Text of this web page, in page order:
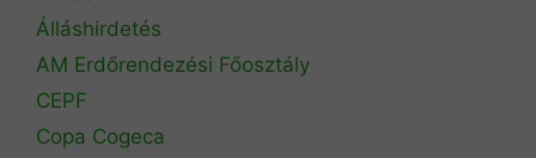
Álláshirdetés
AM Erdőrendezési Főosztály
CEPF
Copa Cogeca